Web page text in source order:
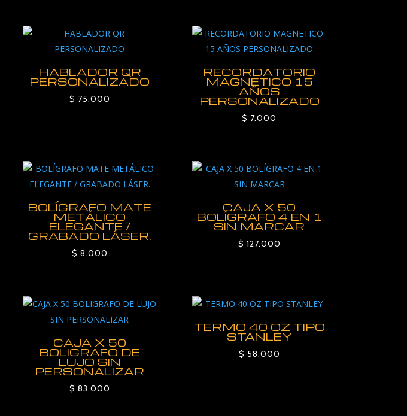
HABLADOR QR
PERSONALIZADO
$ 75.000
RECORDATORIO
MAGNETICO 15
AÑOS
PERSONALIZADO
$ 7.000
BOLÍGRAFO MATE
METÁLICO
ELEGANTE /
GRABADO LÁSER.
$ 8.000
CAJA X 50
BOLÍGRAFO 4 EN 1
SIN MARCAR
$ 127.000
CAJA X 50
BOLIGRAFO DE
LUJO SIN
PERSONALIZAR
$ 83.000
TERMO 40 OZ TIPO
STANLEY
$ 58.000